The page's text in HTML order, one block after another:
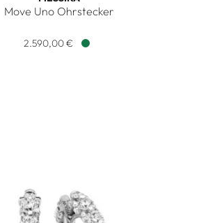
Move Uno Ohrstecker
2.590,00 €